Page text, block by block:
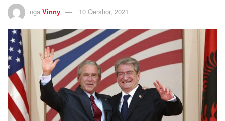
nga Vinny 10 Qershor, 2021